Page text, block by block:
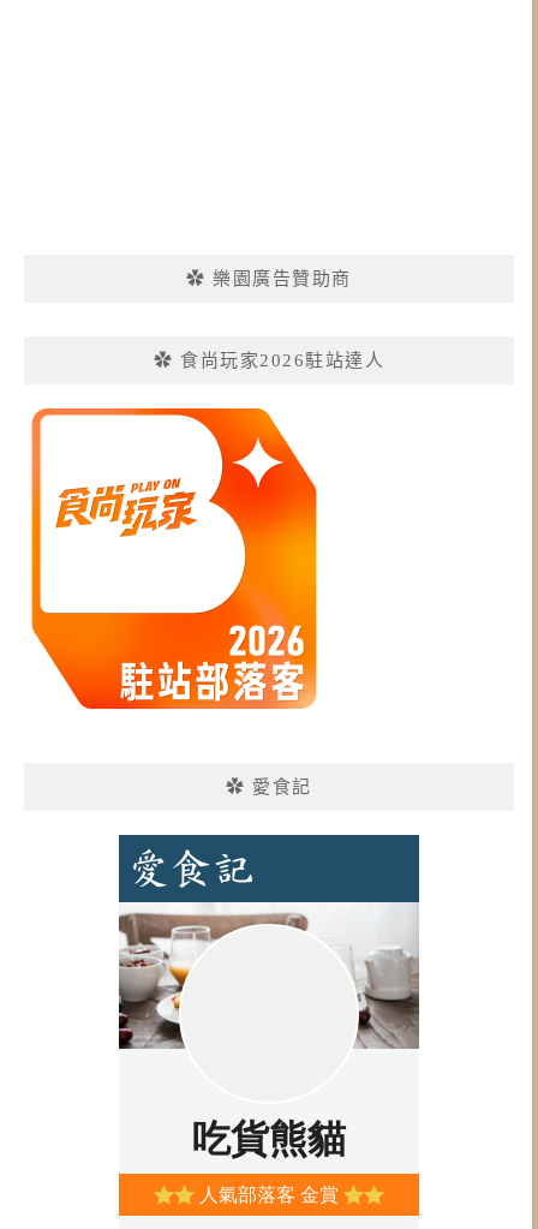
✿ 樂園廣告贊助商
✿ 食尚玩家2026駐站達人
✿ 愛食記